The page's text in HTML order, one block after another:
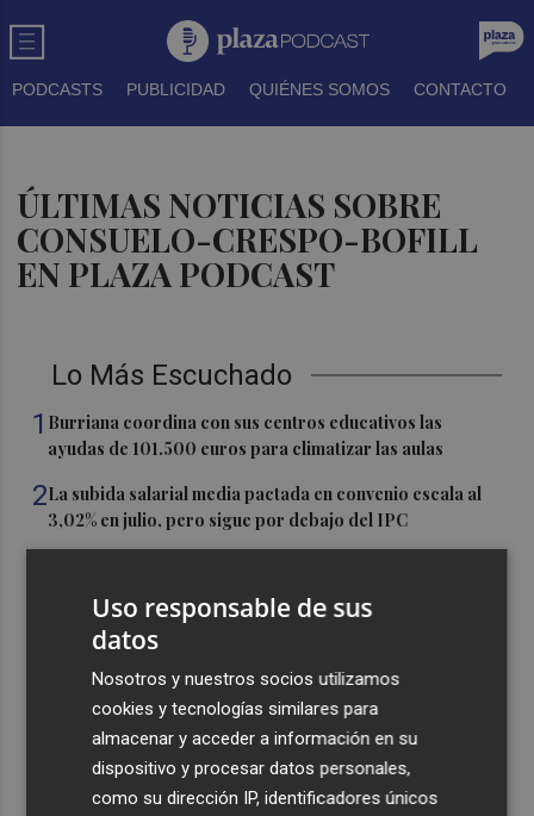
PODCASTS PUBLICIDAD QUIÉNES SOMOS CONTACTO
ÚLTIMAS NOTICIAS SOBRE
CONSUELO-CRESPO-BOFILL
EN PLAZA PODCAST
Lo Más Escuchado
1 Burriana coordina con sus centros educativos las
ayudas de 101.500 euros para climatizar las aulas
2La subida salarial media pactada en convenio escala al
3,02% en julio, pero sigue por debajo del IPC
La calle Cantarerías de Cartagena estrena pavimento:
peatonal hacia San Fernando
Germán Valera: "Tengo un año más de contrato por
objetivos, pero aquí lo importante es el Elche CF"
Uso responsable de sus
datos
Nosotros y nuestros socios utilizamos
cookies y tecnologías similares para
almacenar y acceder a información en su
dispositivo y procesar datos personales,
como su dirección IP, identificadores únicos